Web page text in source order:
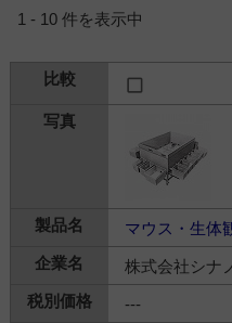
1 - 10 件を表示中
マウス・生体
株式会社シナ
---